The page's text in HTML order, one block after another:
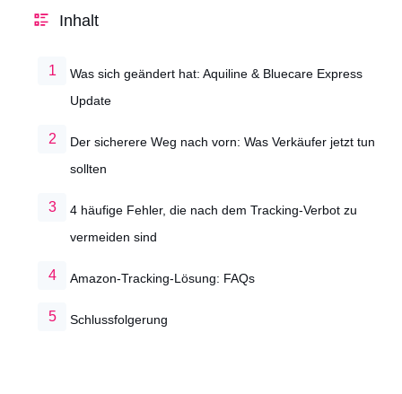
Inhalt
Was sich geändert hat: Aquiline & Bluecare Express
Update
Der sicherere Weg nach vorn: Was Verkäufer jetzt tun
sollten
4 häufige Fehler, die nach dem Tracking-Verbot zu
vermeiden sind
Amazon-Tracking-Lösung: FAQs
Schlussfolgerung